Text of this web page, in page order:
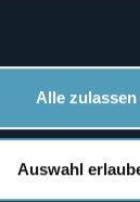
Alle zulassen
Auswahl
die Karte